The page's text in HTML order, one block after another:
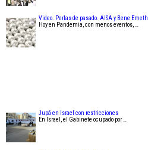
Video. Perlas de pasado. AISA y Bene Emeth
Hoy en Pandemia, con menos eventos, …
Jupá en Israel con restricciones
En Israel, el Gabinete ocupado por …